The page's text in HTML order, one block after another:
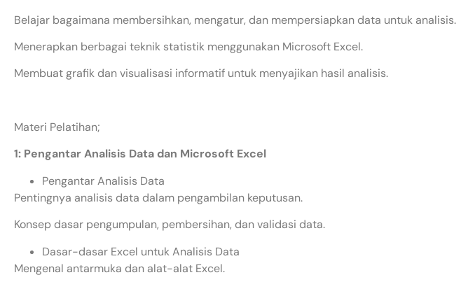
Belajar bagaimana membersihkan, mengatur, dan mempersiapkan data untuk analisis.
Menerapkan berbagai teknik statistik menggunakan Microsoft Excel.
Membuat grafik dan visualisasi informatif untuk menyajikan hasil analisis.
Materi Pelatihan;
1: Pengantar Analisis Data dan Microsoft Excel
Pengantar Analisis Data
Pentingnya analisis data dalam pengambilan keputusan.
Konsep dasar pengumpulan, pembersihan, dan validasi data.
Dasar-dasar Excel untuk Analisis Data
Mengenal antarmuka dan alat-alat Excel.